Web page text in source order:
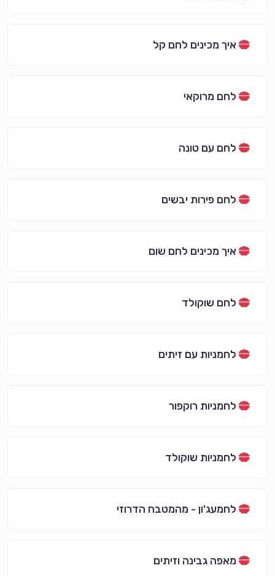
איך מכינים לחם קל
לחם מרוקאי
לחם עם טונה
לחם פירות יבשים
איך מכינים לחם שום
לחם שוקולד
לחמניות עם זיתים
לחמניות רוקפור
לחמניות שוקולד
לחמעג'ון - מהמטבח הדרוזי
מאפה גבינה וזיתים